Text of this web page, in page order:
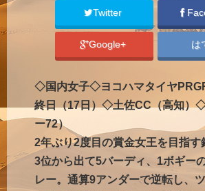
Twitter
Google+ は
◇国内女子◇ヨコハマタイヤ
終日（17日）◇土佐CC（高知）
ー72）
2年ぶり2度目の賞金女王を目指す
3位から出て5バーディ、1ボギー
レー。通算9アンダーで逆転し、